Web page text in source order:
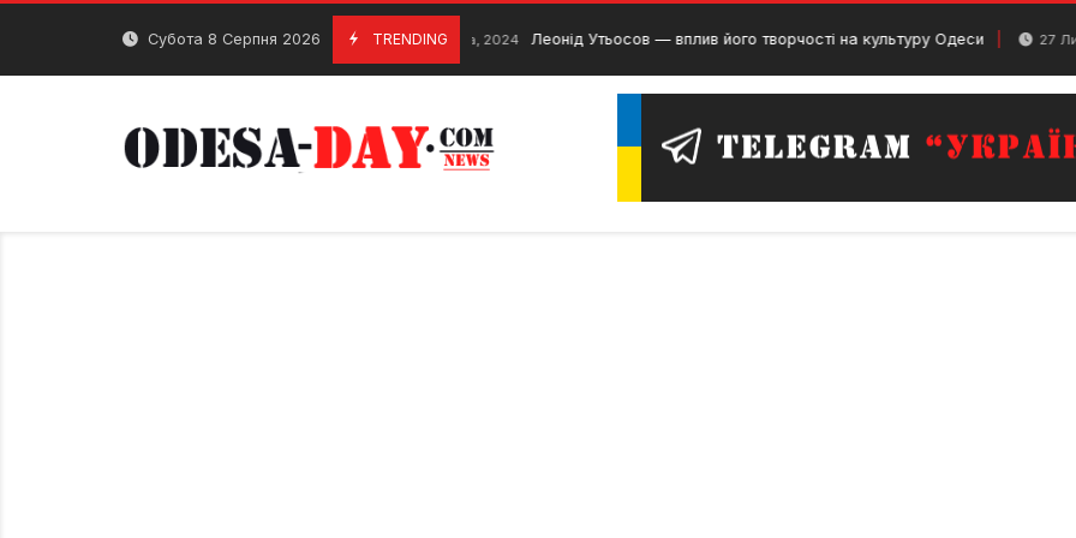
Skip
Субота 8 Серпня 2026 TRENDING
13 Листопада, 2024 Леонід Утьосов — вплив його творчості на культуру Одеси 27 Липня,